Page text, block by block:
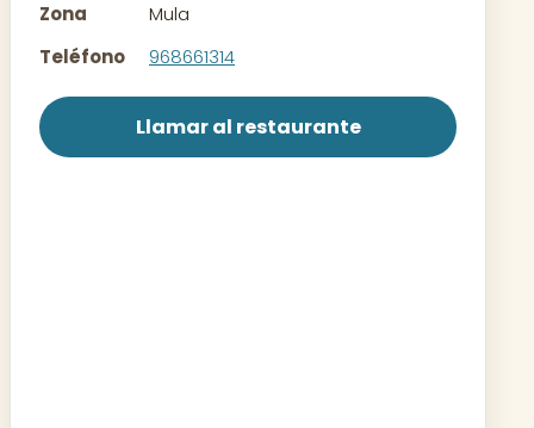
Contacto
Zona
Mula
Teléfono
968661314
Llamar al restaurante